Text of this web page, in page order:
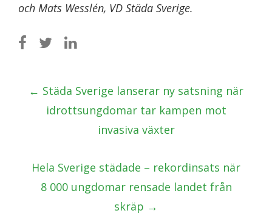
och Mats Wesslén, VD Städa Sverige.
Post
navigation
← Städa Sverige lanserar ny satsning när
idrottsungdomar tar kampen mot
invasiva växter
Hela Sverige städade – rekordinsats när
8 000 ungdomar rensade landet från
skräp →